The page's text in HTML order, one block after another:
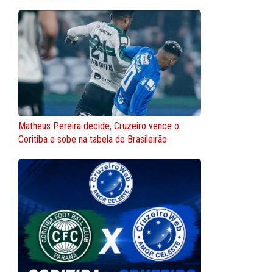
Matheus Pereira decide, Cruzeiro vence o
Coritiba e sobe na tabela do Brasileirão